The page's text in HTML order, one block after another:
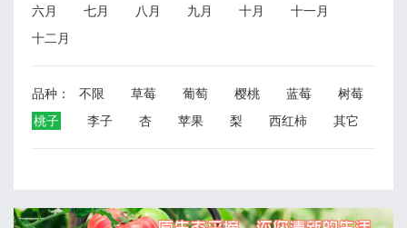
六月
七月 八月 九月 十月
十一月
十二月
品种： 不限 草莓 葡萄 樱桃 蓝莓
树莓
桃子
李子 杏 苹果 梨 西红柿 其它